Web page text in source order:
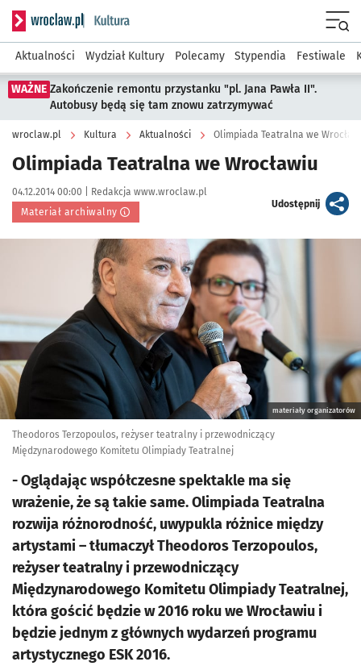
Serwis informacyjny wroclaw.pl podserwis: Kultura
Aktualności Wydział Kultury Polecamy Stypendia Festiwale
WAŻNE Zakończenie remontu przystanku "pl. Jana Pawła II".
Autobusy będą się tam znowu zatrzymywać
wroclaw.pl Kultura Aktualności Olimpiada Teatralna we
Olimpiada Teatralna we Wrocławiu
Data publikacji:
04.12.2014 00:00 | Autor:
Redakcja www.wroclaw.pl
Materiał archiwalny
Udostępnijartykuł
Kliknij, aby powiększyć
materiały organizatorów
Theodoros Terzopoulos, reżyser teatralny i przewodniczący
Międzynarodowego Komitetu Olimpiady Teatralnej
- Oglądając współczesne spektakle ma się
wrażenie, że są takie same. Olimpiada Teatralna
rozwija różnorodność, uwypukla różnice między
artystami – tłumaczył Theodoros Terzopoulos,
reżyser teatralny i przewodniczący
Międzynarodowego Komitetu Olimpiady Teatralnej,
która gościć będzie w 2016 roku we Wrocławiu i
będzie jednym z głównych wydarzeń programu
artystycznego ESK 2016.